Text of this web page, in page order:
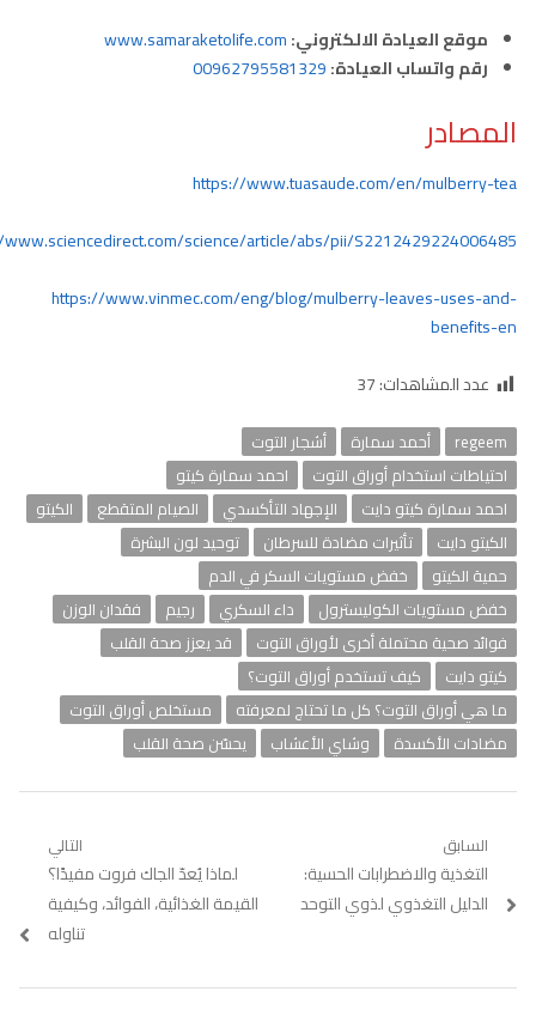
موقع العيادة الالكتروني:www.samaraketolife.com
رقم واتساب العيادة:00962795581329
المصادر
https://www.tuasaude.com/en/mulberry-tea
science/article/abs/pii/S2212429224006485
https://www.vinmec.com/eng/blog/mulberry-leaves-uses-and-
benefits-en
عدد المشاهدات:37
regeem أحمد سمارة
أشجار التوت
احتياطات استخدام أوراق التوت
احمد سمارة كيتو
احمد سمارة كيتو دايت
الإجهاد التأكسدي الصيام المتقطع
الكيتو
الكيتو دايت
تأثيرات مضادة للسرطان
توحيد لون البشرة
حمية الكيتو
خفض مستويات السكر في الدم
خفض مستويات الكوليسترول
داء السكري رجيم
فقدان الوزن
فوائد صحية محتملة أخرى لأوراق التوت
قد يعزز صحة القلب
كيتو دايت
كيف تستخدم أوراق التوت؟
ما هي أوراق التوت؟ كل ما تحتاج لمعرفته
مستخلص أوراق التوت
مضادات الأكسدة
وشاي الأعشاب يحسّن صحة القلب
تصفّح
المقالات
السابق
Previous
post:
التغذية والاضطرابات الحسية:
الدليل التغذوي لذوي التوحد
التالي
Next
post:
لماذا يُعدّ الجاك فروت مفيدًا؟
القيمة الغذائية، الفوائد، وكيفية
تناوله